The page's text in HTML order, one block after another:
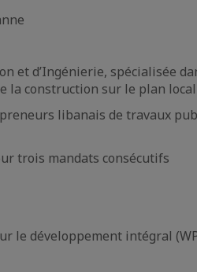
et d’Ingénierie, spécialisée
la construction sur le plan
libanais de travaux
trois mandats consécutifs
le développement intégral